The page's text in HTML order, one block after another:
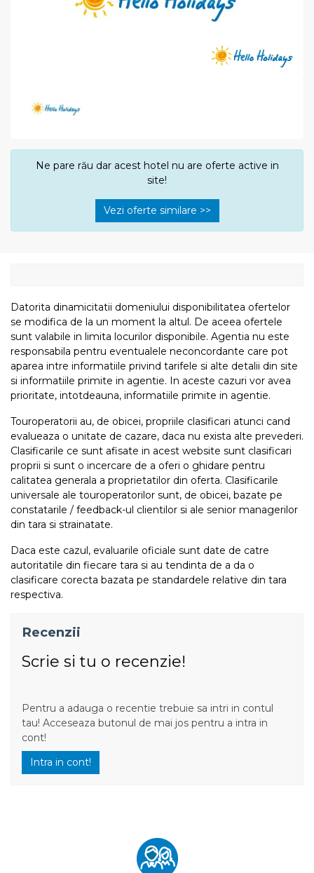
Ne pare rău dar acest hotel nu are oferte active in
site!
Vezi oferte similare >>
Datorita dinamicitatii domeniului disponibilitatea ofertelor
se modifica de la un moment la altul. De aceea ofertele
sunt valabile in limita locurilor disponibile. Agentia nu este
responsabila pentru eventualele neconcordante care pot
aparea intre informatiile privind tarifele si alte detalii din site
si informatiile primite in agentie. In aceste cazuri vor avea
prioritate, intotdeauna, informatiile primite in agentie.
Touroperatorii au, de obicei, propriile clasificari atunci cand
evalueaza o unitate de cazare, daca nu exista alte prevederi.
Clasificarile ce sunt afisate in acest website sunt clasificari
proprii si sunt o incercare de a oferi o ghidare pentru
calitatea generala a proprietatilor din oferta. Clasificarile
universale ale touroperatorilor sunt, de obicei, bazate pe
constatarile / feedback-ul clientilor si ale senior managerilor
din tara si strainatate.
Daca este cazul, evaluarile oficiale sunt date de catre
autoritatile din fiecare tara si au tendinta de a da o
clasificare corecta bazata pe standardele relative din tara
respectiva.
Recenzii
Scrie si tu o recenzie!
Pentru a adauga o recentie trebuie sa intri in contul
tau! Acceseaza butonul de mai jos pentru a intra in
cont!
Intra in cont!